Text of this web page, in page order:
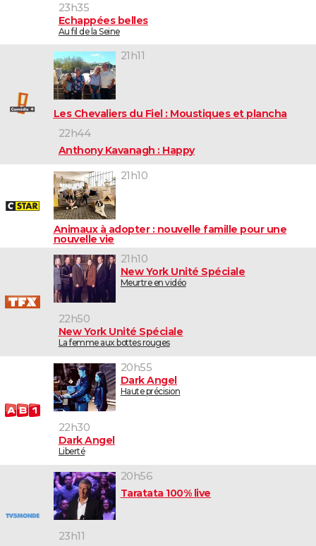
23h35
Echappées belles
Au fil de la Seine
21h11
Les Chevaliers du Fiel : Moustiques et plancha
22h44
Anthony Kavanagh : Happy
21h10
Animaux à adopter : nouvelle famille pour une
nouvelle vie
21h10
New York Unité Spéciale
Meurtre en vidéo
22h50
New York Unité Spéciale
La femme aux bottes rouges
20h55
Dark Angel
Haute précision
22h30
Dark Angel
Liberté
20h56
Taratata 100% live
23h11